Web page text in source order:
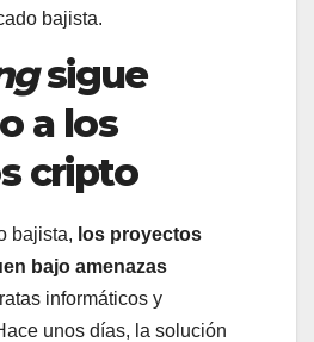
bajista.
sigue
a los
cripto
bajista, los proyectos
bajo amenazas
informáticos y
unos días, la solución